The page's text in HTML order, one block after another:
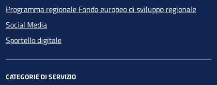
Programma regionale Fondo europeo di sviluppo regionale
Social Media
Sportello digitale
CATEGORIE DI SERVIZIO